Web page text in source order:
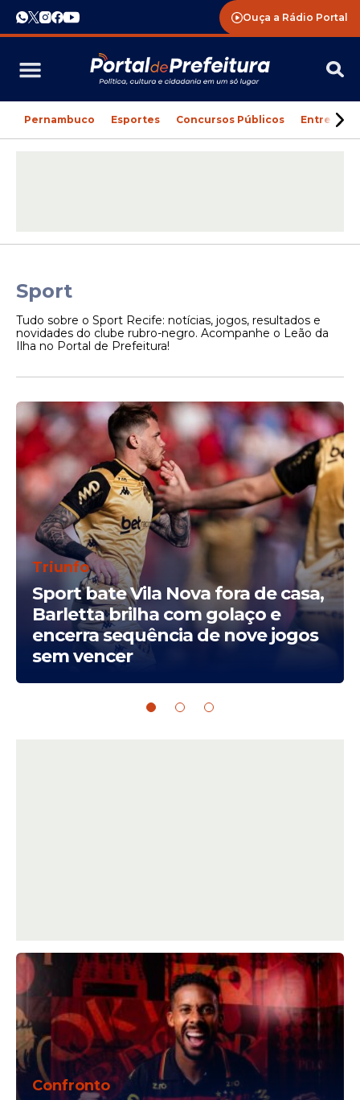
Ouça a Rádio Portal
Pernambuco Esportes Concursos Públicos
Sport
Tudo sobre o Sport Recife: notícias, jogos, resultados e
novidades do clube rubro-negro. Acompanhe o Leão da
Ilha no Portal de Prefeitura!
Triunfo
Sport bate Vila Nova fora de casa,
Barletta brilha com golaço e
encerra sequência de nove jogos
sem vencer
Confronto